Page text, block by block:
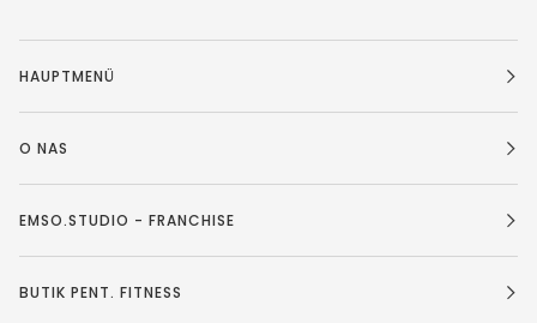
HAUPTMENÜ
O NAS
EMSO.STUDIO - FRANCHISE
BUTIK PENT. FITNESS